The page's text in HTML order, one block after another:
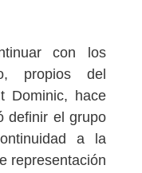
con los
propios del
Dominic, hace
definir el grupo
a la
representación